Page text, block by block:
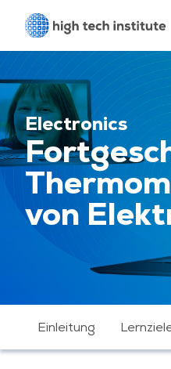
Electronics
von
Einleitung